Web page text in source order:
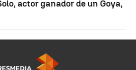
actor ganador de un Goya,